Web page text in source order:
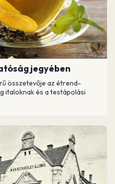
jegyében
összetevője az étrend-
italoknak és a testápolási